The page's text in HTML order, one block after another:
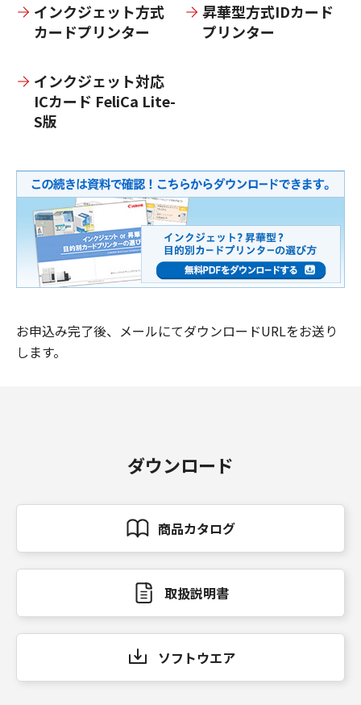
インクジェット方式
カードプリンター
昇華型方式IDカード
プリンター
インクジェット対応
ICカード FeliCa Lite-
S版
お申込み完了後、メールにてダウンロードURLをお送り
します。
ダウンロード
商品カタログ
取扱説明書
ソフトウエア